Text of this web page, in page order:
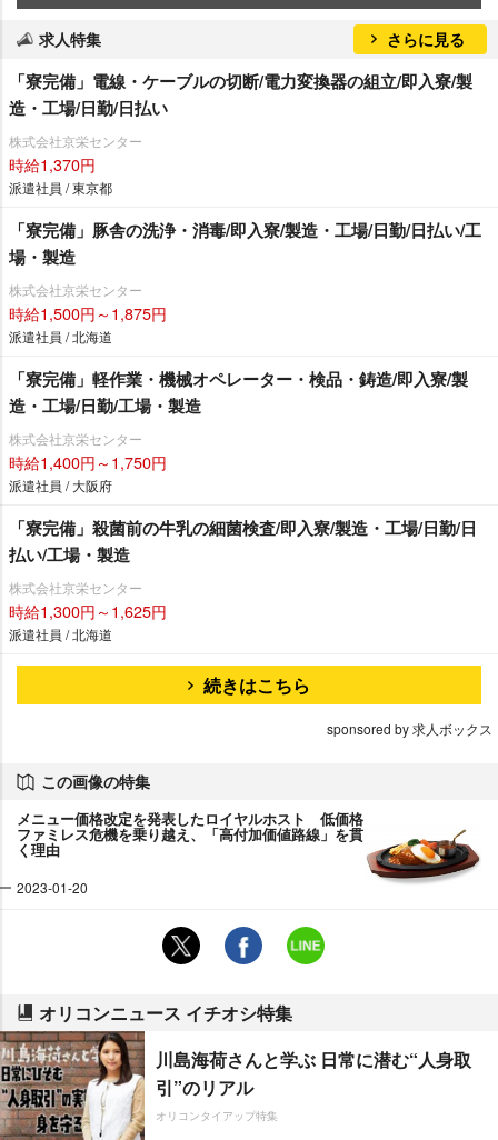
求人特集 さらに見る
「寮完備」電線・ケーブルの切断/電力変換器の組立/即入寮/製
造・工場/日勤/日払い
株式会社京栄センター
時給1,370円
派遣社員 / 東京都
「寮完備」豚舎の洗浄・消毒/即入寮/製造・工場/日勤/日払い/工
場・製造
株式会社京栄センター
時給1,500円～1,875円
派遣社員 / 北海道
「寮完備」軽作業・機械オペレーター・検品・鋳造/即入寮/製
造・工場/日勤/工場・製造
株式会社京栄センター
時給1,400円～1,750円
派遣社員 / 大阪府
「寮完備」殺菌前の牛乳の細菌検査/即入寮/製造・工場/日勤/日
払い/工場・製造
株式会社京栄センター
時給1,300円～1,625円
派遣社員 / 北海道
続きはこちら
sponsored by 求人ボックス
この画像の特集
メニュー価格改定を発表したロイヤルホスト 低価格
ファミレス危機を乗り越え、「高付加価値路線」を貫
く理由
2023-01-20
オリコンニュース イチオシ特集
川島海荷さんと学ぶ 日常に潜む“人身取
引”のリアル
オリコンタイアップ特集